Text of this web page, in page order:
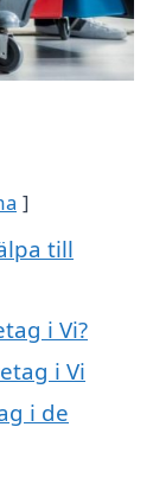
till
i Vi?
i Vi
i de